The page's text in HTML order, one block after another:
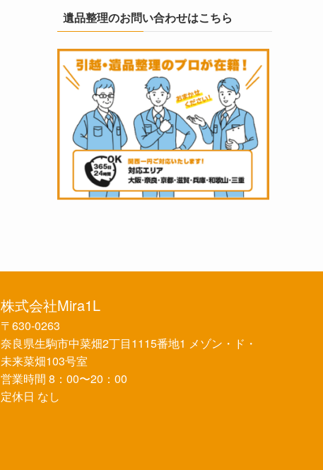
遺品整理のお問い合わせはこちら
株式会社Mira1L
〒630-0263
奈良県生駒市中菜畑2丁目1115番地1 メゾン・ド・
未来菜畑103号室
営業時間 8：00〜20：00
定休日 なし